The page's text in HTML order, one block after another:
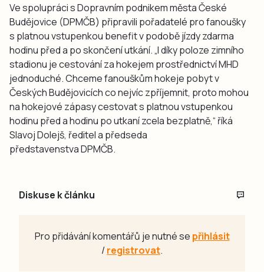
Ve spolupráci s Dopravním podnikem města České
Budějovice (DPMČB) připravili pořadatelé pro fanoušky
s platnou vstupenkou benefit v podobě jízdy zdarma
hodinu před a po skončení utkání. „I díky poloze zimního
stadionu je cestování za hokejem prostřednictví MHD
jednoduché. Chceme fanouškům hokeje pobyt v
Českých Budějovicích co nejvíc zpříjemnit, proto mohou
na hokejové zápasy cestovat s platnou vstupenkou
hodinu před a hodinu po utkaní zcela bezplatně,“ říká
Slavoj Dolejš, ředitel a předseda
představenstva DPMČB.
Diskuse k článku
Pro přidávání komentářů je nutné se přihlásit
/registrovat.